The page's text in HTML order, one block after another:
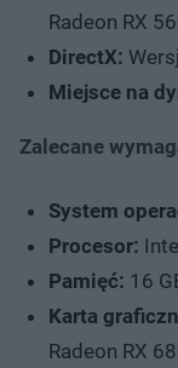
Radeon RX
DirectX:
Miejsce na
Zalecane
System
Procesor:
Pamięć: 16
Karta
Radeon RX